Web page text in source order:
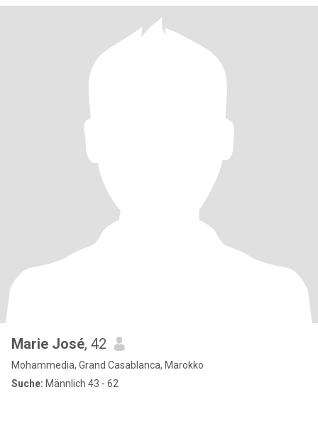
Marie José, 42
Mohammedia, Grand Casablanca, Marokko
Suche: Männlich 43 - 62